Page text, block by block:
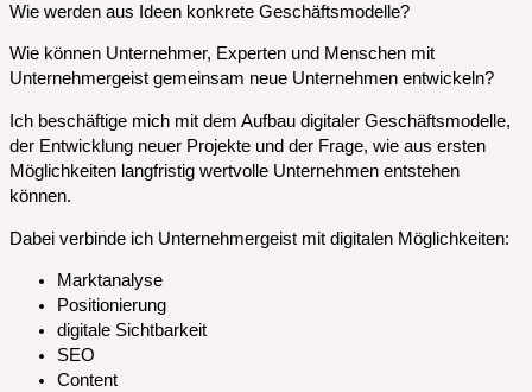
Wie werden aus Ideen konkrete Geschäftsmodelle?
Wie können Unternehmer, Experten und Menschen mit
Unternehmergeist gemeinsam neue Unternehmen entwickeln?
Ich beschäftige mich mit dem Aufbau digitaler Geschäftsmodelle,
der Entwicklung neuer Projekte und der Frage, wie aus ersten
Möglichkeiten langfristig wertvolle Unternehmen entstehen
können.
Dabei verbinde ich Unternehmergeist mit digitalen Möglichkeiten:
Marktanalyse
Positionierung
digitale Sichtbarkeit
SEO
Content